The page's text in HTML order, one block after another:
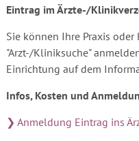
Eintrag im Ärzte-/
Sie können Ihre Praxis
"Arzt-/Kliniksuche"
Einrichtung auf dem
Infos, Kosten und
❯ Anmeldung Eintrag ins